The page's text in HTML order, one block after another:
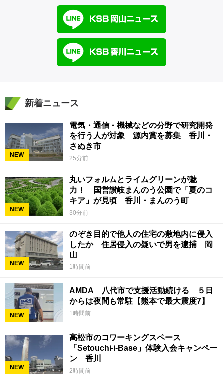
新着ニュース
NEW
電気・通信・機械などの分野で研究開発
を行う人が対象 源内賞を募集 香川・
さぬき市
25分前
NEW
丸いフォルムとライムグリーンが魅
力！ 国営讃岐まんのう公園で「夏のコ
キア」が見頃 香川・まんのう町
30分前
NEW
のぞき目的で他人の住宅の敷地内に侵入
したか 住居侵入の疑いで男を逮捕 岡
山
1時間前
NEW
AMDA 八代市で支援活動続ける ５日
からは夜間も常駐【熊本で最大震度7】
1時間前
NEW
高松市のコワーキングスペース
「Setouchi-i-Base」体験入会キャンペー
ン 香川
2時間前